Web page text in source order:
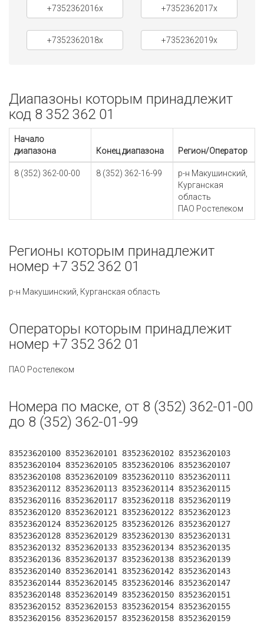
+7352362016x +7352362017x
+7352362018x +7352362019x
Диапазоны которым принадлежит
код 8 352 362 01
Начало
диапазона
Конец диапазона Регион/Оператор
8 (352) 362-00-00 8 (352) 362-16-99
р-н Макушинский,
Курганская
область
ПАО Ростелеком
Регионы которым принадлежит
номер +7 352 362 01
р-н Макушинский, Курганская область
Операторы которым принадлежит
номер +7 352 362 01
ПАО Ростелеком
Номера по маске, от 8 (352) 362-01-00
до 8 (352) 362-01-99
83523620100 83523620101 83523620102 83523620103
83523620104 83523620105 83523620106 83523620107
83523620108 83523620109 83523620110 83523620111
83523620112 83523620113 83523620114 83523620115
83523620116 83523620117 83523620118 83523620119
83523620120 83523620121 83523620122 83523620123
83523620124 83523620125 83523620126 83523620127
83523620128 83523620129 83523620130 83523620131
83523620132 83523620133 83523620134 83523620135
83523620136 83523620137 83523620138 83523620139
83523620140 83523620141 83523620142 83523620143
83523620144 83523620145 83523620146 83523620147
83523620148 83523620149 83523620150 83523620151
83523620152 83523620153 83523620154 83523620155
83523620156 83523620157 83523620158 83523620159